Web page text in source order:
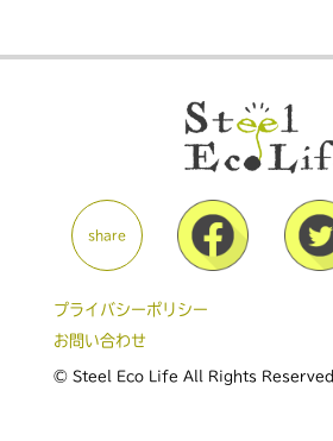
share
プライバシーポリシー
お問い合わせ
© Steel Eco Life All Rights Reserved